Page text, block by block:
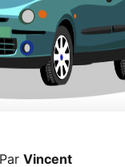
Par Vincent